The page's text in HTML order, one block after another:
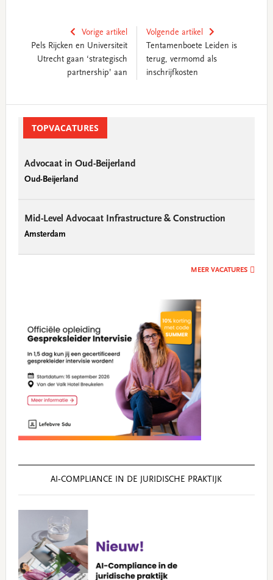
Vorige artikel
Pels Rijcken en Universiteit
Utrecht gaan ‘strategisch
partnership’ aan
Volgende artikel
Tentamenboete Leiden is
terug, vermomd als
inschrijfkosten
SidebarTOPVACATURES
Advocaat in Oud-Beijerland
Oud-Beijerland
Mid-Level Advocaat Infrastructure & Construction
Amsterdam
MEER VACATURES
AI‑COMPLIANCE IN DE JURIDISCHE PRAKTIJK